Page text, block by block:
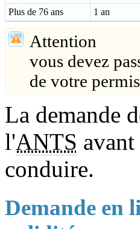
Plus de 76 ans 1 an
Attention
vous devez
de votre
La demande
l'ANTS
conduire.
Demande en